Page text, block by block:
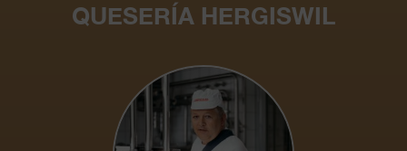
QUESERÍA HERGISWIL